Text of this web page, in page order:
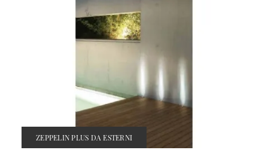
ZEPPELIN PLUS DA ESTERNI